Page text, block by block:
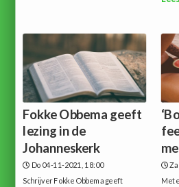
Fokke Obbema geeft
lezing in de
Johanneskerk
Do 04-11-2021, 18:00
Schrijver Fokke Obbema geeft
Met